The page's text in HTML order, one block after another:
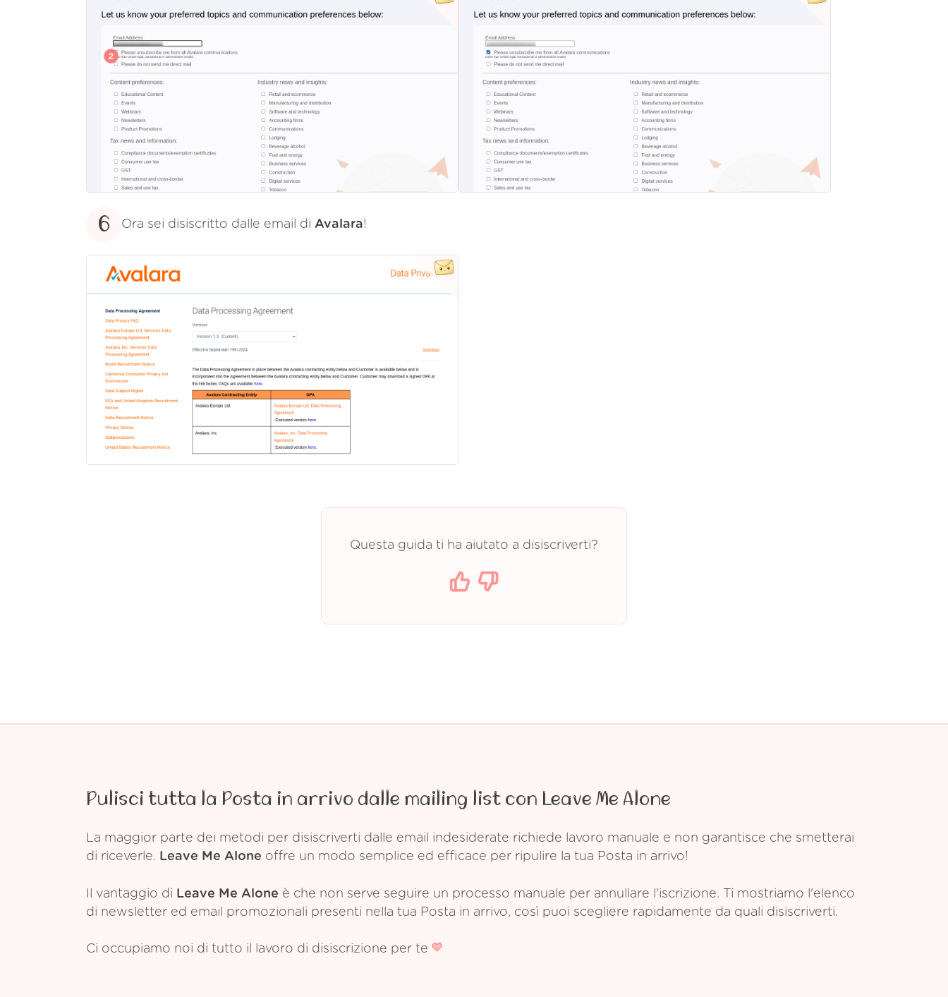
6 Ora sei disiscritto dalle email di Avalara!
Questa guida ti ha aiutato a disiscriverti?
Pulisci tutta la Posta in arrivo dalle mailing list con Leave Me Alone
La maggior parte dei metodi per disiscriverti dalle email indesiderate richiede lavoro manuale e non garantisce che smetterai
di riceverle. Leave Me Alone offre un modo semplice ed efficace per ripulire la tua Posta in arrivo!
Il vantaggio di Leave Me Alone è che non serve seguire un processo manuale per annullare l'iscrizione. Ti mostriamo l'elenco
di newsletter ed email promozionali presenti nella tua Posta in arrivo, così puoi scegliere rapidamente da quali disiscriverti.
Ci occupiamo noi di tutto il lavoro di disiscrizione per te